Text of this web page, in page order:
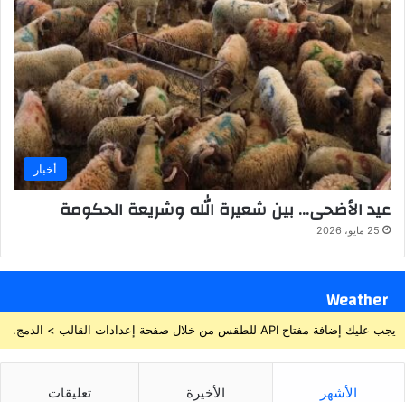
أخبار
عيد الأضحى… بين شعيرة الله وشريعة الحكومة
25 مايو، 2026
Weather
يجب عليك إضافة مفتاح API للطقس من خلال صفحة إعدادات القالب > الدمج.
الأشهر الأخيرة تعليقات